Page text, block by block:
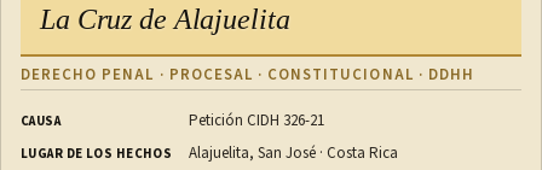
La Cruz de Alajuelita
DERECHO PENAL · PROCESAL · CONSTITUCIONAL · DDHH
CAUSA Petición CIDH 326-21
LUGAR DE LOS HECHOS Alajuelita, San José · Costa Rica